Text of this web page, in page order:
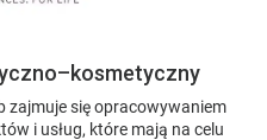
zajmuje się opracowywaniem
i usług, które mają na celu